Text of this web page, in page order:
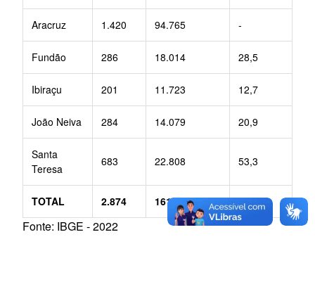
Aracruz 1.420 94.765 -
Fundão 286 18.014 28,5
Ibiraçu 201 11.723 12,7
João Neiva 284 14.079 20,9
Santa
Teresa
683 22.808 53,3
TOTAL 2.874 161.389
Fonte: IBGE - 2022